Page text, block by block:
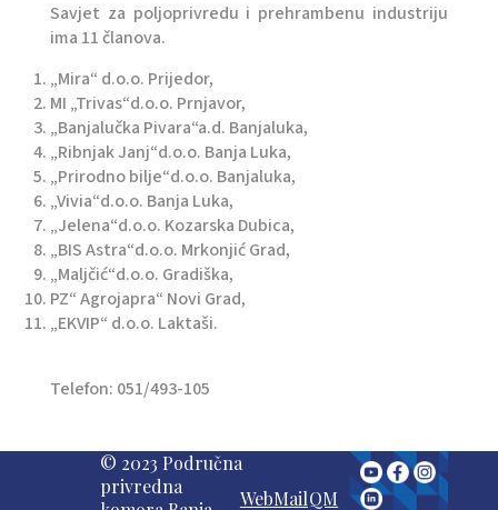
Savjet za poljoprivredu i prehrambenu industriju
ima 11 članova.
„Mira“ d.o.o. Prijedor,
MI „Trivas“d.o.o. Prnjavor,
„Banjalučka Pivara“a.d. Banjaluka,
„Ribnjak Janj“d.o.o. Banja Luka,
„Prirodno bilje“d.o.o. Banjaluka,
„Vivia“d.o.o. Banja Luka,
„Jelena“d.o.o. Kozarska Dubica,
„BIS Astra“d.o.o. Mrkonjić Grad,
„Maljčić“d.o.o. Gradiška,
PZ“ Agrojapra“ Novi Grad,
„EKVIP“ d.o.o. Laktaši.
Telefon: 051/493-105
© 2023 Područna
privredna
WebMailQM